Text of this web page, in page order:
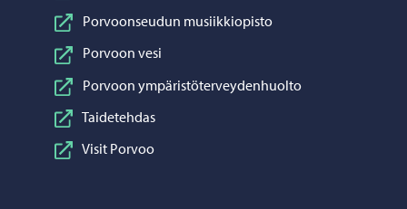
Porvoonseudun musiikkiopisto
Porvoon vesi
Porvoon ympäristöterveydenhuolto
Taidetehdas
Visit Porvoo